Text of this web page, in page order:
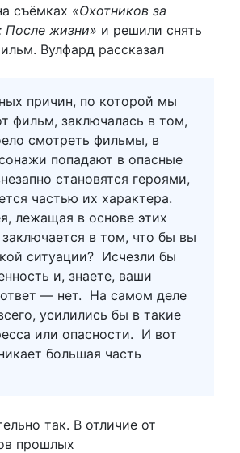
съёмках «Охотников за
После жизни» и решили снять
Вулфард рассказал
причин, по которой мы
фильм, заключалась в том,
смотреть фильмы, в
попадают в опасные
становятся героями,
частью их характера.
лежащая в основе этих
в том, что бы вы
ситуации? Исчезли бы
и, знаете, ваши
— нет. На самом деле
усилились бы в такие
или опасности. И вот
большая часть
так. В отличие от
прошлых